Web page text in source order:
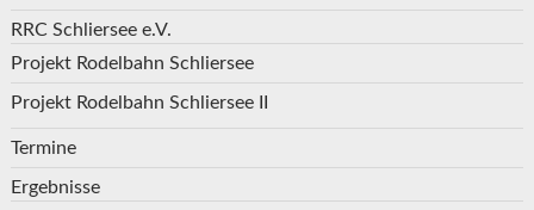
RRC Schliersee e.V.
Projekt Rodelbahn Schliersee
Projekt Rodelbahn Schliersee II
Termine
Ergebnisse